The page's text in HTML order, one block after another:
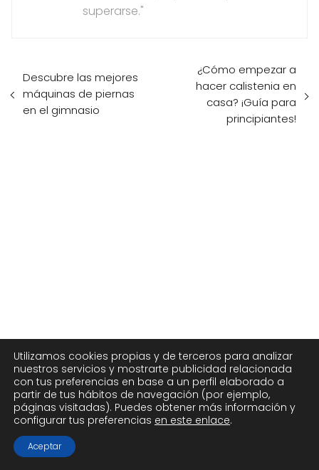
superarse."
Descubre las mejores
máquinas de piernas
en el gimnasio
¿Cómo empezar a
hacer calistenia en
casa? ¡Guía para
principiantes!
Utilizamos cookies propias y de terceros para analizar
nuestros servicios y mostrarte publicidad relacionada
con tus preferencias en base a un perfil elaborado a
partir de tus hábitos de navegación (por ejemplo,
páginas visitadas). Puedes obtener más información y
configurar tus preferencias en este enlace.
Aceptar